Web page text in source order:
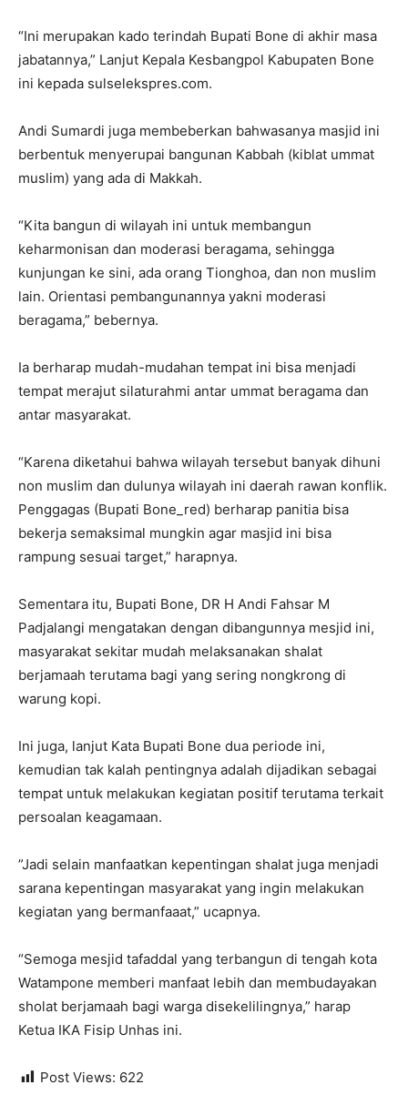
“Ini merupakan kado terindah Bupati Bone di akhir masa
jabatannya,” Lanjut Kepala Kesbangpol Kabupaten Bone
ini kepada sulselekspres.com.
Andi Sumardi juga membeberkan bahwasanya masjid ini
berbentuk menyerupai bangunan Kabbah (kiblat ummat
muslim) yang ada di Makkah.
“Kita bangun di wilayah ini untuk membangun
keharmonisan dan moderasi beragama, sehingga
kunjungan ke sini, ada orang Tionghoa, dan non muslim
lain. Orientasi pembangunannya yakni moderasi
beragama,” bebernya.
Ia berharap mudah-mudahan tempat ini bisa menjadi
tempat merajut silaturahmi antar ummat beragama dan
antar masyarakat.
“Karena diketahui bahwa wilayah tersebut banyak dihuni
non muslim dan dulunya wilayah ini daerah rawan konflik.
Penggagas (Bupati Bone_red) berharap panitia bisa
bekerja semaksimal mungkin agar masjid ini bisa
rampung sesuai target,” harapnya.
Sementara itu, Bupati Bone, DR H Andi Fahsar M
Padjalangi mengatakan dengan dibangunnya mesjid ini,
masyarakat sekitar mudah melaksanakan shalat
berjamaah terutama bagi yang sering nongkrong di
warung kopi.
Ini juga, lanjut Kata Bupati Bone dua periode ini,
kemudian tak kalah pentingnya adalah dijadikan sebagai
tempat untuk melakukan kegiatan positif terutama terkait
persoalan keagamaan.
”Jadi selain manfaatkan kepentingan shalat juga menjadi
sarana kepentingan masyarakat yang ingin melakukan
kegiatan yang bermanfaaat,” ucapnya.
“Semoga mesjid tafaddal yang terbangun di tengah kota
Watampone memberi manfaat lebih dan membudayakan
sholat berjamaah bagi warga disekelilingnya,” harap
Ketua IKA Fisip Unhas ini.
Post Views: 622